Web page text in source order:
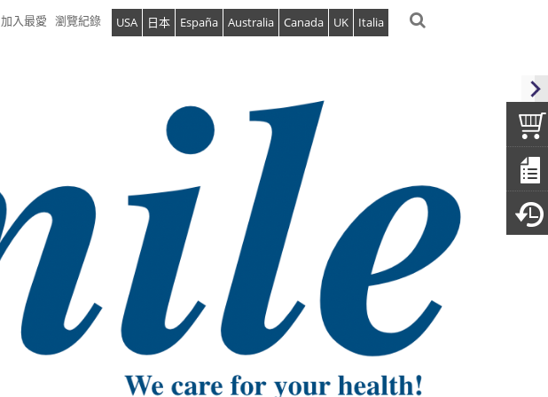
加入最愛 USA 日本 España Australia Canada UK Italia
瀏覽紀錄